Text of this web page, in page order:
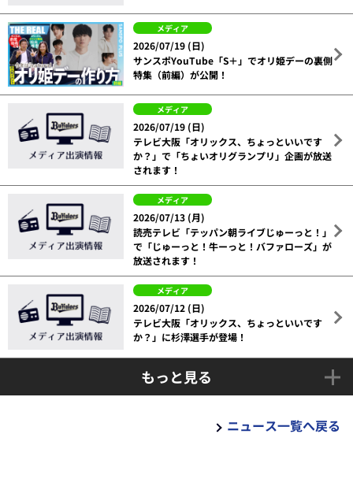
メディア
2026/07/19 (日)
サンスポYouTube「S＋」でオリ姫デーの裏側
特集（前編）が公開！
メディア
2026/07/19 (日)
テレビ大阪「オリックス、ちょっといいです
か？」で「ちょいオリグランプリ」企画が放送
されます！
メディア
2026/07/13 (月)
読売テレビ「テッパン朝ライブじゅーっと！」
で「じゅーっと！牛ーっと！バファローズ」が
放送されます！
メディア
2026/07/12 (日)
テレビ大阪「オリックス、ちょっといいです
か？」に杉澤選手が登場！
もっと見る
ニュース一覧へ戻る